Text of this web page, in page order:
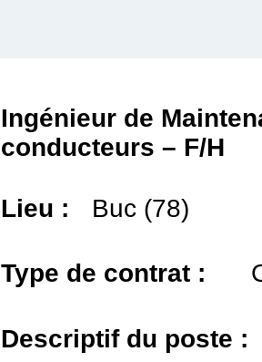
Ingénieur de
conducteurs – F/H
Lieu : Buc (78)
Type de contrat :
Descriptif du poste :